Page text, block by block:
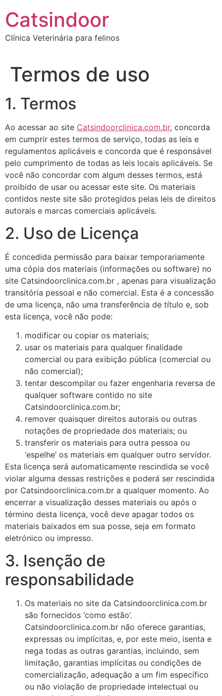
Catsindoor
Clínica Veterinária para felinos
Termos de uso
1. Termos
Ao acessar ao site Catsindoorclinica.com.br, concorda
em cumprir estes termos de serviço, todas as leis e
regulamentos aplicáveis ​​e concorda que é responsável
pelo cumprimento de todas as leis locais aplicáveis. Se
você não concordar com algum desses termos, está
proibido de usar ou acessar este site. Os materiais
contidos neste site são protegidos pelas leis de direitos
autorais e marcas comerciais aplicáveis.
2. Uso de Licença
É concedida permissão para baixar temporariamente
uma cópia dos materiais (informações ou software) no
site Catsindoorclinica.com.br , apenas para visualização
transitória pessoal e não comercial. Esta é a concessão
de uma licença, não uma transferência de título e, sob
esta licença, você não pode:
modificar ou copiar os materiais;
usar os materiais para qualquer finalidade
comercial ou para exibição pública (comercial ou
não comercial);
tentar descompilar ou fazer engenharia reversa de
qualquer software contido no site
Catsindoorclinica.com.br;
remover quaisquer direitos autorais ou outras
notações de propriedade dos materiais; ou
transferir os materiais para outra pessoa ou
‘espelhe’ os materiais em qualquer outro servidor.
Esta licença será automaticamente rescindida se você
violar alguma dessas restrições e poderá ser rescindida
por Catsindoorclinica.com.br a qualquer momento. Ao
encerrar a visualização desses materiais ou após o
término desta licença, você deve apagar todos os
materiais baixados em sua posse, seja em formato
eletrónico ou impresso.
3. Isenção de
responsabilidade
Os materiais no site da Catsindoorclinica.com.br
são fornecidos ‘como estão’.
Catsindoorclinica.com.br não oferece garantias,
expressas ou implícitas, e, por este meio, isenta e
nega todas as outras garantias, incluindo, sem
limitação, garantias implícitas ou condições de
comercialização, adequação a um fim específico
ou não violação de propriedade intelectual ou